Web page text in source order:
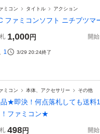
ミコン タイトル アクション
ファミコンソフト ニチブツマ
1,000円 開始
1 3/29 20:24終了
ミコン 本体、アクセサリー その他
品★即決！何点落札しても送
ファミコン★
498円 開始